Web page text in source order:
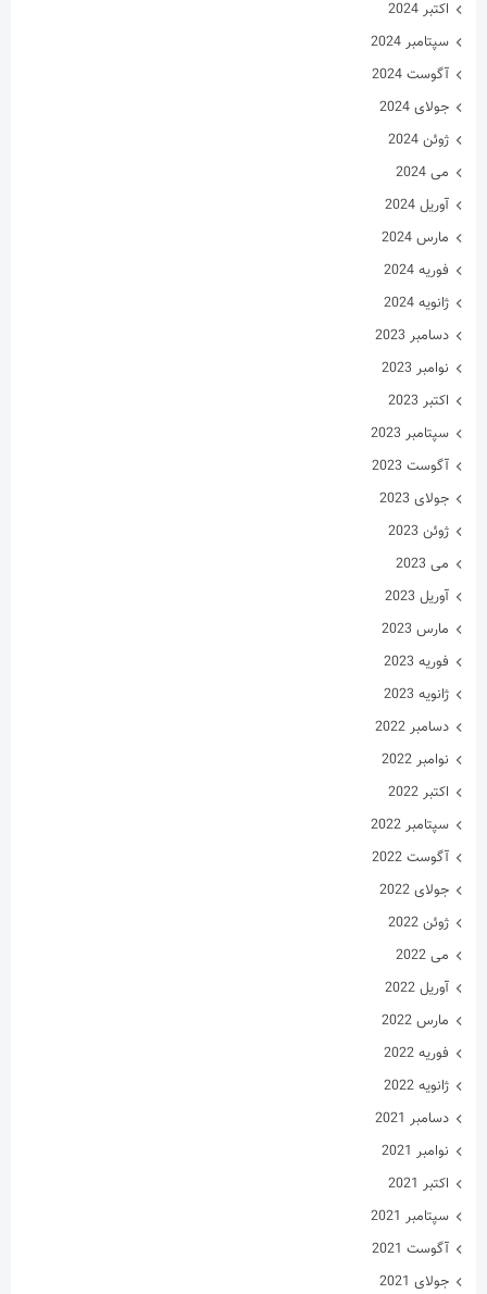
اکتبر 2024
سپتامبر 2024
آگوست 2024
جولای 2024
ژوئن 2024
می 2024
آوریل 2024
مارس 2024
فوریه 2024
ژانویه 2024
دسامبر 2023
نوامبر 2023
اکتبر 2023
سپتامبر 2023
آگوست 2023
جولای 2023
ژوئن 2023
می 2023
آوریل 2023
مارس 2023
فوریه 2023
ژانویه 2023
دسامبر 2022
نوامبر 2022
اکتبر 2022
سپتامبر 2022
آگوست 2022
جولای 2022
ژوئن 2022
می 2022
آوریل 2022
مارس 2022
فوریه 2022
ژانویه 2022
دسامبر 2021
نوامبر 2021
اکتبر 2021
سپتامبر 2021
آگوست 2021
جولای 2021